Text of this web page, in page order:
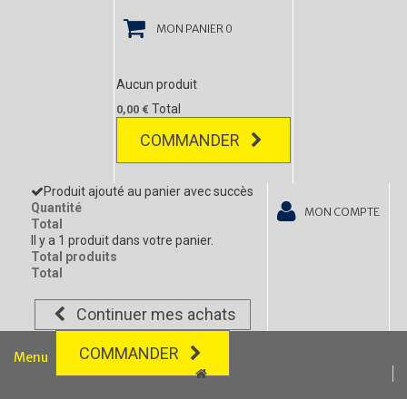
MON PANIER 0
Aucun produit
0,00 € Total
COMMANDER
Produit ajouté au panier avec succès
Quantité
Total
Il y a 1 produit dans votre panier.
Total produits
Total
Continuer mes achats
COMMANDER
MON COMPTE
Menu